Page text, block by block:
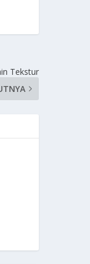
Tekstur